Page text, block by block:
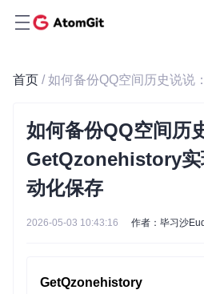
首页
如何备份QQ空间历
GetQzonehistory实
动化保存
2026-05-03 10:43:16 作者：毕习沙
GetQzonehistory